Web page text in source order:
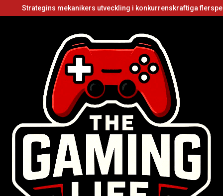
mekanikers utveckling i konkurrenskraftiga